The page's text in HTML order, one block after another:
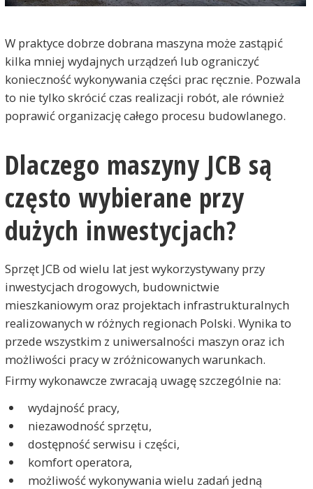
W praktyce dobrze dobrana maszyna może zastąpić
kilka mniej wydajnych urządzeń lub ograniczyć
konieczność wykonywania części prac ręcznie. Pozwala
to nie tylko skrócić czas realizacji robót, ale również
poprawić organizację całego procesu budowlanego.
Dlaczego maszyny JCB są
często wybierane przy
dużych inwestycjach?
Sprzęt JCB od wielu lat jest wykorzystywany przy
inwestycjach drogowych, budownictwie
mieszkaniowym oraz projektach infrastrukturalnych
realizowanych w różnych regionach Polski. Wynika to
przede wszystkim z uniwersalności maszyn oraz ich
możliwości pracy w zróżnicowanych warunkach.
Firmy wykonawcze zwracają uwagę szczególnie na:
wydajność pracy,
niezawodność sprzętu,
dostępność serwisu i części,
komfort operatora,
możliwość wykonywania wielu zadań jedną